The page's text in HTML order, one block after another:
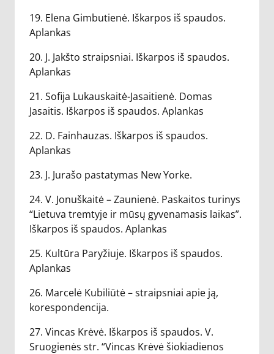
19. Elena Gimbutienė. Iškarpos iš spaudos.
Aplankas
20. J. Jakšto straipsniai. Iškarpos iš spaudos.
Aplankas
21. Sofija Lukauskaitė-Jasaitienė. Domas
Jasaitis. Iškarpos iš spaudos. Aplankas
22. D. Fainhauzas. Iškarpos iš spaudos.
Aplankas
23. J. Jurašo pastatymas New Yorke.
24. V. Jonuškaitė – Zaunienė. Paskaitos turinys
“Lietuva tremtyje ir mūsų gyvenamasis laikas”.
Iškarpos iš spaudos. Aplankas
25. Kultūra Paryžiuje. Iškarpos iš spaudos.
Aplankas
26. Marcelė Kubiliūtė – straipsniai apie ją,
korespondencija.
27. Vincas Krėvė. Iškarpos iš spaudos. V.
Sruogienės str. “Vincas Krėvė šiokiadienos